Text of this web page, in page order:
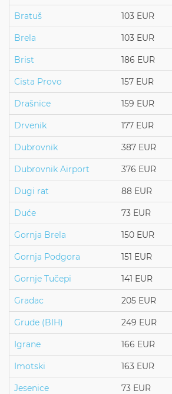
Bratuš 103 EUR
Brela 103 EUR
Brist 186 EUR
Cista Provo 157 EUR
Drašnice 159 EUR
Drvenik 177 EUR
Dubrovnik 387 EUR
Dubrovnik Airport 376 EUR
Dugi rat 88 EUR
Duće 73 EUR
Gornja Brela 150 EUR
Gornja Podgora 151 EUR
Gornje Tučepi 141 EUR
Gradac 205 EUR
Grude (BIH) 249 EUR
Igrane 166 EUR
Imotski 163 EUR
Jesenice 73 EUR